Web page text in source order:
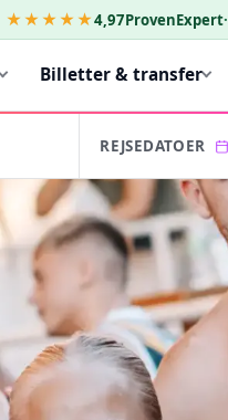
★★★★★4,97ProvenExpert·
Billetter & transfer
REJSEDATOER